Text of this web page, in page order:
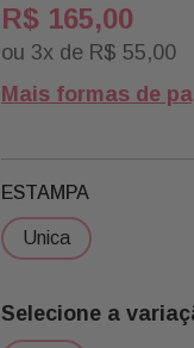
Descrição:
Qtde Descrição Marca
Amendoas/passa
1 Chocolate Talento
Garoto
Garoto
R$ 165,00
ou 3x de R$ 55,00
Mais formas de
ESTAMPA
unica